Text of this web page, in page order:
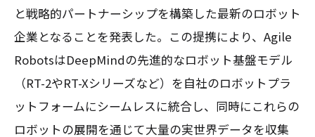
と戦略的パートナーシップを構築した最新のロボット
企業となることを発表した。この提携により、Agile
RobotsはDeepMindの先進的なロボット基盤モデル
（RT-2やRT-Xシリーズなど）を自社のロボットプラ
ットフォームにシームレスに統合し、同時にこれらの
ロボットの展開を通じて大量の実世界データを収集